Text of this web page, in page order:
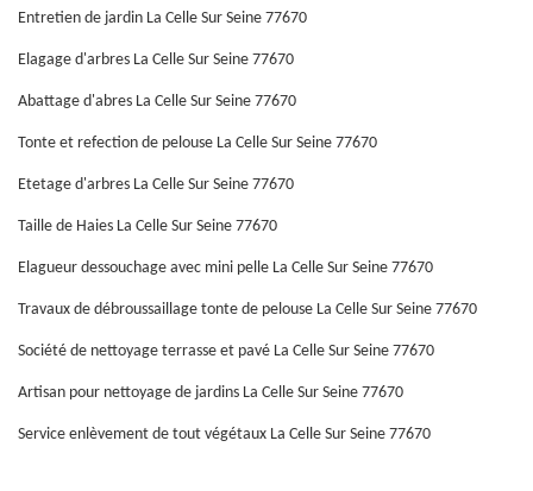
Entretien de jardin La Celle Sur Seine 77670
Elagage d'arbres La Celle Sur Seine 77670
Abattage d'abres La Celle Sur Seine 77670
Tonte et refection de pelouse La Celle Sur Seine 77670
Etetage d'arbres La Celle Sur Seine 77670
Taille de Haies La Celle Sur Seine 77670
Elagueur dessouchage avec mini pelle La Celle Sur Seine 77670
Travaux de débroussaillage tonte de pelouse La Celle Sur Seine 77670
Société de nettoyage terrasse et pavé La Celle Sur Seine 77670
Artisan pour nettoyage de jardins La Celle Sur Seine 77670
Service enlèvement de tout végétaux La Celle Sur Seine 77670